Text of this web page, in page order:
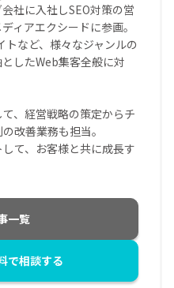
社に入社しSEO対策の営
ィアエクシードに参画。
など、様々なジャンルの
したWeb集客全般に対
、経営戦略の策定からチ
改善業務も担当。
て、お客様と共に成長す
一覧
で相談する